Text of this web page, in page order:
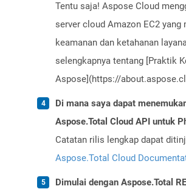
Tentu saja! Aspose Cloud
server cloud Amazon EC2 yang
keamanan dan ketahanan
selengkapnya tentang [Praktik
Aspose](https://
Di mana saya dapat
Aspose.Total Cloud API untuk
Catatan rilis lengkap dapat
Aspose.Total Cloud
Dimulai dengan Aspose.Total